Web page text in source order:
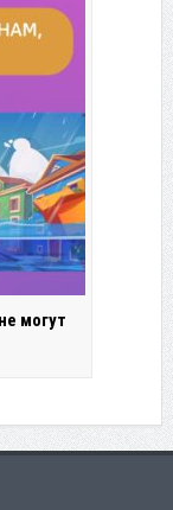
могут